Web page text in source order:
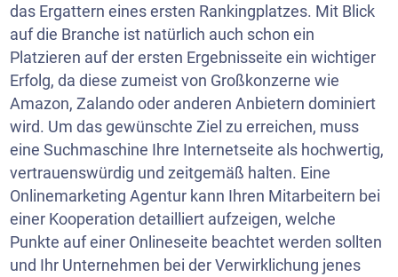
das Ergattern eines ersten Rankingplatzes. Mit Blick
auf die Branche ist natürlich auch schon ein
Platzieren auf der ersten Ergebnisseite ein wichtiger
Erfolg, da diese zumeist von Großkonzerne wie
Amazon, Zalando oder anderen Anbietern dominiert
wird. Um das gewünschte Ziel zu erreichen, muss
eine Suchmaschine Ihre Internetseite als hochwertig,
vertrauenswürdig und zeitgemäß halten. Eine
Onlinemarketing Agentur kann Ihren Mitarbeitern bei
einer Kooperation detailliert aufzeigen, welche
Punkte auf einer Onlineseite beachtet werden sollten
und Ihr Unternehmen bei der Verwirklichung jenes